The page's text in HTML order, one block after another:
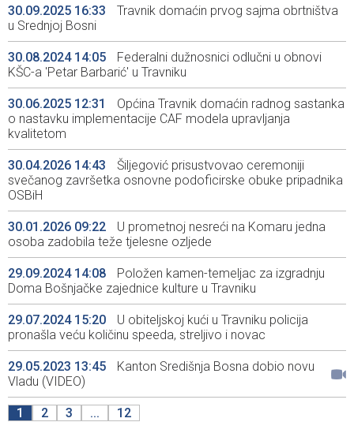
30.09.2025 16:33
Travnik domaćin prvog sajma obrtništva
u Srednjoj Bosni
30.08.2024 14:05
Federalni dužnosnici odlučni u obnovi
KŠC-a 'Petar Barbarić' u Travniku
30.06.2025 12:31
Općina Travnik domaćin radnog sastanka
o nastavku implementacije CAF modela upravljanja
kvalitetom
30.04.2026 14:43
Šiljegović prisustvovao ceremoniji
svečanog završetka osnovne podoficirske obuke pripadnika
OSBiH
30.01.2026 09:22
U prometnoj nesreći na Komaru jedna
osoba zadobila teže tjelesne ozljede
29.09.2024 14:08
Položen kamen-temeljac za izgradnju
Doma Bošnjačke zajednice kulture u Travniku
29.07.2024 15:20
U obiteljskoj kući u Travniku policija
pronašla veću količinu speeda, streljivo i novac
29.05.2023 13:45
Kanton Središnja Bosna dobio novu
Vladu (VIDEO)
1 2 3 ... 12